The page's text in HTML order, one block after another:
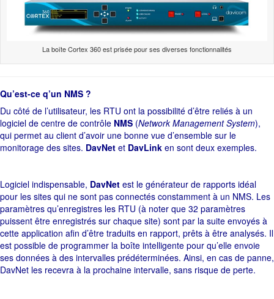
La boîte Cortex 360 est prisée pour ses diverses fonctionnalités
Qu’est-ce q’un NMS ?
Du côté de l’utilisateur, les RTU ont la possibilité d’être reliés à un
logiciel de centre de contrôle NMS (Network Management System),
qui permet au client d’avoir une bonne vue d’ensemble sur le
monitorage des sites. DavNet et DavLink en sont deux exemples.
Logiciel indispensable, DavNet est le générateur de rapports idéal
pour les sites qui ne sont pas connectés constamment à un NMS. Les
paramètres qu’enregistres les RTU (à noter que 32 paramètres
puissent être enregistrés sur chaque site) sont par la suite envoyés à
cette application afin d’être traduits en rapport, prêts à être analysés. Il
est possible de programmer la boîte intelligente pour qu’elle envoie
ses données à des intervalles prédéterminées. Ainsi, en cas de panne,
DavNet les recevra à la prochaine intervalle, sans risque de perte.